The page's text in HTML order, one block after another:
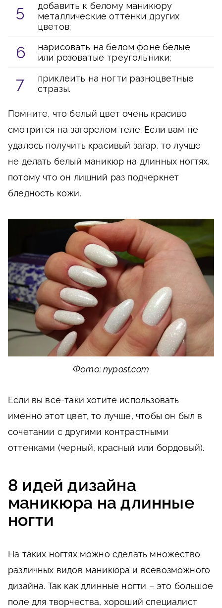
добавить к белому маникюру
металлические оттенки других
цветов;
нарисовать на белом фоне белые
или розоватые треугольники;
приклеить на ногти разноцветные
стразы.
Помните, что белый цвет очень красиво
смотрится на загорелом теле. Если вам не
удалось получить красивый загар, то лучше
не делать белый маникюр на длинных ногтях,
потому что он лишний раз подчеркнет
бледность кожи.
Фото: nypost.com
Если вы все-таки хотите использовать
именно этот цвет, то лучше, чтобы он был в
сочетании с другими контрастными
оттенками (черный, красный или бордовый).
8 идей дизайна
маникюра на длинные
ногти
На таких ногтях можно сделать множество
различных видов маникюра и всевозможного
дизайна. Так как длинные ногти – это большое
поле для творчества, хороший специалист